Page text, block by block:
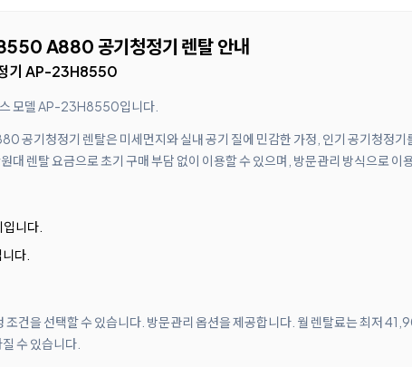
A880 공기청정기 렌탈 안내
기 AP-23H8550
모델 AP-23H8550입니다.
기청정기 렌탈은 미세먼지와 실내 공기 질에 민감한 가정, 인기 공기청정기
대 렌탈 요금으로 초기 구매 부담 없이 이용할 수 있으며, 방문관리 방식으로 이
니다.
다.
건을 선택할 수 있습니다. 방문관리 옵션을 제공합니다. 월 렌탈료는 최저
수 있습니다.